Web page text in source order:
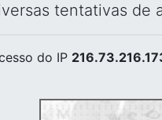
tentativas de
do IP